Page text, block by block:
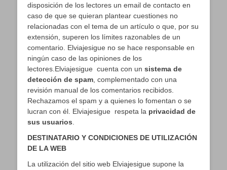
disposición de los lectores un email de contacto en
caso de que se quieran plantear cuestiones no
relacionadas con el tema de un artículo o que, por su
extensión, superen los límites razonables de un
comentario. Elviajesigue no se hace responsable en
ningún caso de las opiniones de los
lectores.Elviajesigue cuenta con un sistema de
detección de spam , complementado con una
revisión manual de los comentarios recibidos.
Rechazamos el spam y a quienes lo fomentan o se
lucran con él. Elviajesigue respeta la privacidad de
sus usuarios
DESTINATARIO Y CONDICIONES DE UTILIZACIÓN
DE LA WEB
La utilización del sitio web Elviajesigue supone la